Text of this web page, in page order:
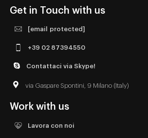
Get in Touch with us
[email protected]
+39 02 87394550
Contattaci via Skype!
via Gaspare Spontini, 9 Milano (Italy)
Work with us
Lavora con noi